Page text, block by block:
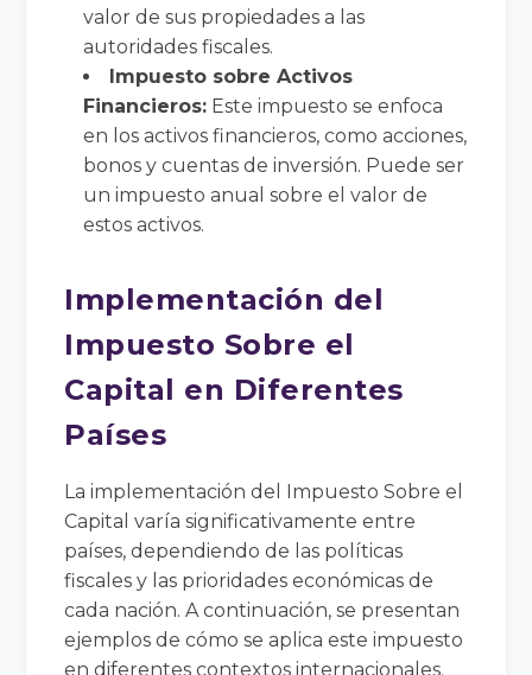
valor de sus propiedades a las
autoridades fiscales.
Impuesto sobre Activos
Financieros: Este impuesto se enfoca
en los activos financieros, como acciones,
bonos y cuentas de inversión. Puede ser
un impuesto anual sobre el valor de
estos activos.
Implementación del
Impuesto Sobre el
Capital en Diferentes
Países
La implementación del Impuesto Sobre el
Capital varía significativamente entre
países, dependiendo de las políticas
fiscales y las prioridades económicas de
cada nación. A continuación, se presentan
ejemplos de cómo se aplica este impuesto
en diferentes contextos internacionales.